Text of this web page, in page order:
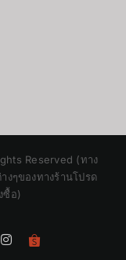
Reserved (ทาง
ๆของทางร้านโปรด
ซื้อ)
Instagram
Shopee